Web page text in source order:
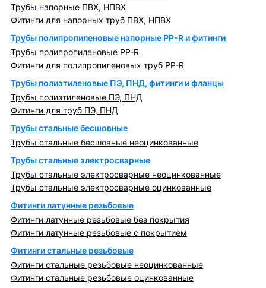
Трубы напорные ПВХ, НПВХ
Фитинги для напорных труб ПВХ, НПВХ
Трубы полипропиленовые напорные PP-R и фитинги
Трубы полипропиленовые PP-R
Фитинги для полипропиленовых труб PP-R
Трубы полиэтиленовые ПЭ, ПНД, фитинги и фланцы
Трубы полиэтиленовые ПЭ, ПНД
Фитинги для труб ПЭ, ПНД
Трубы стальные бесшовные
Трубы стальные бесшовные неоцинкованные
Трубы стальные электросварные
Трубы стальные электросварные неоцинкованные
Трубы стальные электросварные оцинкованные
Фитинги латунные резьбовые
Фитинги латунные резьбовые без покрытия
Фитинги латунные резьбовые с покрытием
Фитинги стальные резьбовые
Фитинги стальные резьбовые неоцинкованные
Фитинги стальные резьбовые оцинкованные